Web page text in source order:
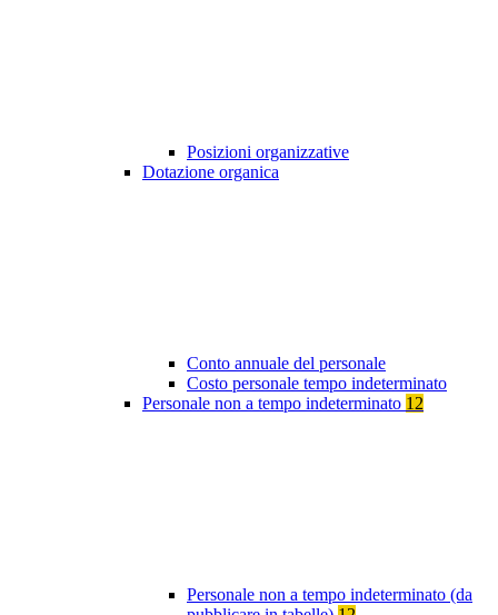
Posizioni organizzative
Dotazione organica
Conto annuale del personale
Costo personale tempo indeterminato
Personale non a tempo indeterminato 12
Personale non a tempo indeterminato (da